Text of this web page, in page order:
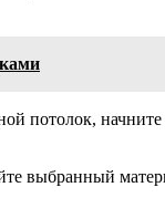
потолок,
выбранный